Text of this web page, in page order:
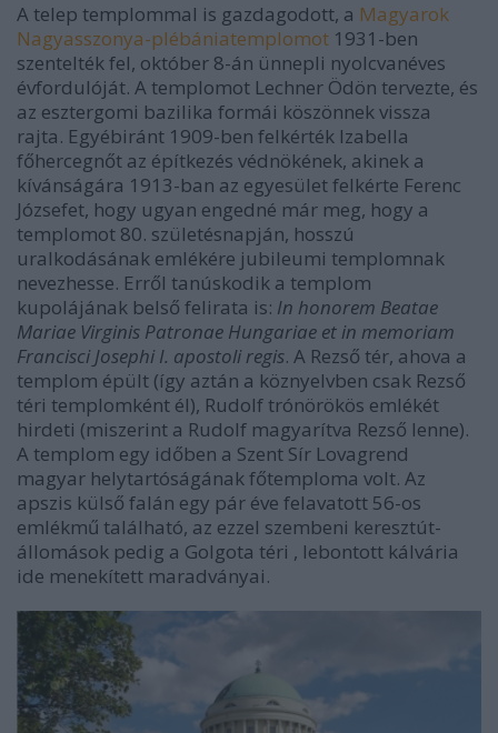
A telep templommal is gazdagodott, a Magyarok
Nagyasszonya-plébániatemplomot 1931-ben
szentelték fel, október 8-án ünnepli nyolcvanéves
évfordulóját. A templomot Lechner Ödön tervezte, és
az esztergomi bazilika formái köszönnek vissza
rajta. Egyébiránt 1909-ben felkérték Izabella
főhercegnőt az építkezés védnökének, akinek a
kívánságára 1913-ban az egyesület felkérte Ferenc
Józsefet, hogy ugyan engedné már meg, hogy a
templomot 80. születésnapján, hosszú
uralkodásának emlékére jubileumi templomnak
nevezhesse. Erről tanúskodik a templom
kupolájának belső felirata is: In honorem Beatae
Mariae Virginis Patronae Hungariae et in memoriam
Francisci Josephi I. apostoli regis. A Rezső tér, ahova a
templom épült (így aztán a köznyelvben csak Rezső
téri templomként él), Rudolf trónörökös emlékét
hirdeti (miszerint a Rudolf magyarítva Rezső lenne).
A templom egy időben a Szent Sír Lovagrend
magyar helytartóságának főtemploma volt. Az
apszis külső falán egy pár éve felavatott 56-os
emlékmű található, az ezzel szembeni keresztút-
állomások pedig a Golgota téri , lebontott kálvária
ide menekített maradványai.